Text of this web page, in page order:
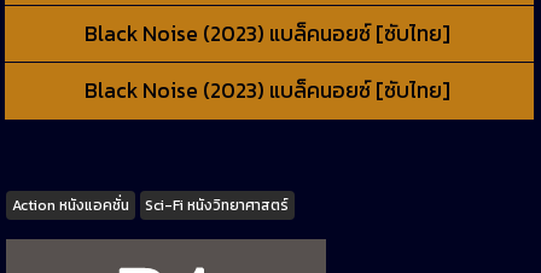
Black Noise (2023) แบล็คนอยซ์ [ซับไทย]
Black Noise (2023) แบล็คนอยซ์ [ซับไทย]
Tags
Action หนังแอคชั่น Sci-Fi หนังวิทยาศาสตร์